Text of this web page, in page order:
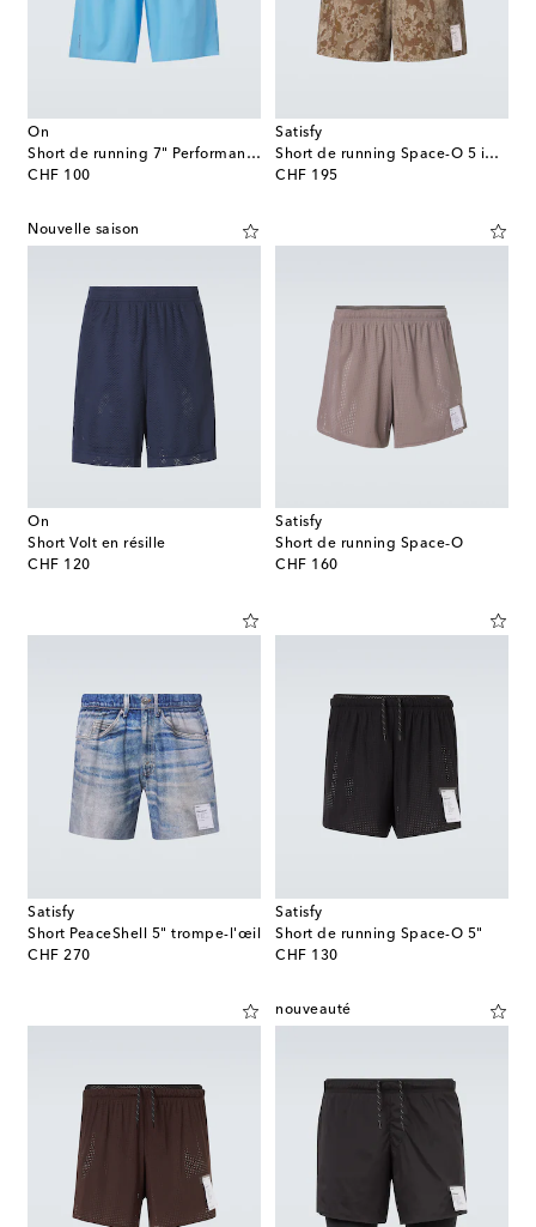
On
Short de running 7" Performance
CHF 100
original price
Satisfy
Short de running Space-O 5 imprimé
CHF 195
original price
Nouvelle saison
On
Short Volt en résille
CHF 120
original price
Satisfy
Short de running Space‑O
CHF 160
original price
Satisfy
Short PeaceShell 5" trompe-l'œil
CHF 270
original price
Satisfy
Short de running Space-O 5"
CHF 130
original price
nouveauté